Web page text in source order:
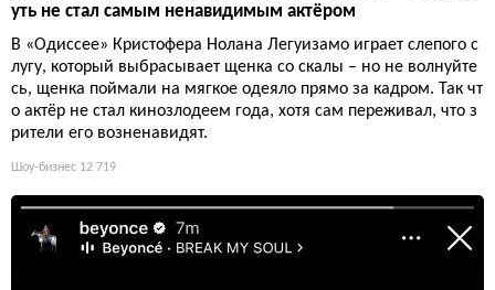
уть не стал самым ненавидимым актёром
В «Одиссее» Кристофера Нолана Легуизамо играет слепого с
лугу, который выбрасывает щенка со скалы – но не волнуйте
сь, щенка поймали на мягкое одеяло прямо за кадром. Так чт
о актёр не стал кинозлодеем года, хотя сам переживал, что з
рители его возненавидят.
Шоу-бизнес 12 719